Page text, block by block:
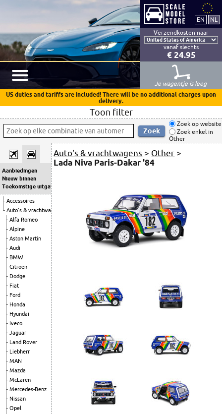
Verzendkosten naar
vanaf slechts
€ 24.95
Je wagentje is leeg
US duties and tariffs are included! There will be no additional charges upon
delivery.
Toon filter
Zoek op website
Zoek enkel in
Other
Aanbiedingen
Nieuw binnen
Toekomstige uitgaven
Accessoires
Auto's & vrachtwagens
Alfa Romeo
Alpine
Aston Martin
Audi
BMW
Citroën
Dodge
Fiat
Ford
Honda
Hyundai
Iveco
Jaguar
Land Rover
Liebherr
MAN
Mazda
McLaren
Mercedes-Benz
Nissan
Opel
Auto's & vrachtwagens > Other >
Lada Niva Paris-Dakar '84